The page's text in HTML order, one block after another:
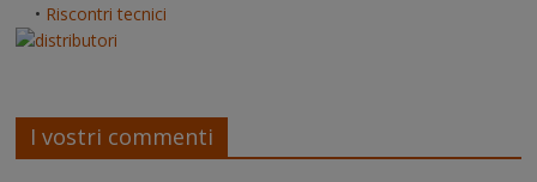
• Riscontri tecnici
I vostri commenti